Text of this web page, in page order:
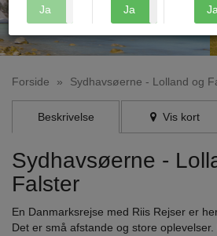
Forside » Sydhavsøerne - Lolland og
Beskrivelse Vis kort
Sydhavsøerne -
Falster
En Danmarksrejse med Riis Rejser er
Det er små afstande og store
Ja
Ja
Ja